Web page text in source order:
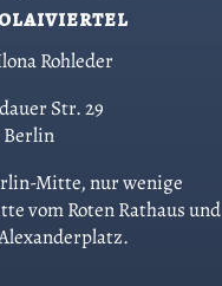
Rohleder
Str. 29
Berlin
Mitte, nur wenige
vom Roten Rathaus und